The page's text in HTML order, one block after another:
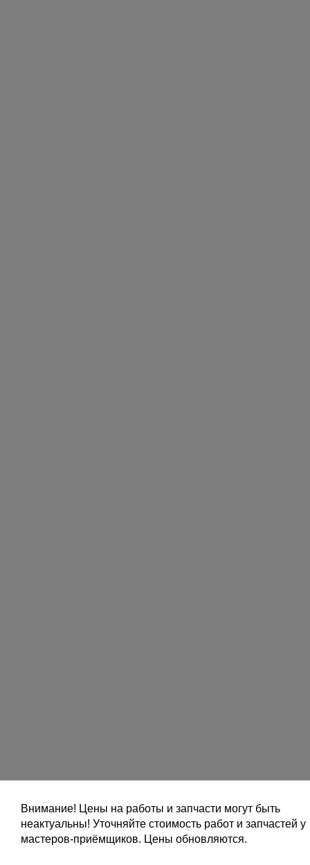
Внимание! Цены на работы и запчасти могут быть
неактуальны! Уточняйте стоимость работ и запчастей у
мастеров-приёмщиков. Цены обновляются.